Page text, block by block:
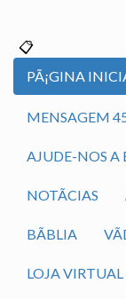
PÃ¡GINA
MENSAGEM
AJUDE-NOS A
NOTÃ­CIAS
BÃ­BLIA
LOJA VIRTUAL